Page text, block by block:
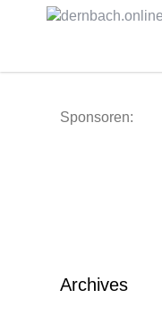
Sponsoren:
Archives